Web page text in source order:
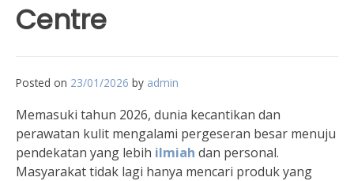
Centre
Posted on 23/01/2026 by admin
Memasuki tahun 2026, dunia kecantikan dan
perawatan kulit mengalami pergeseran besar menuju
pendekatan yang lebih ilmiah dan personal.
Masyarakat tidak lagi hanya mencari produk yang